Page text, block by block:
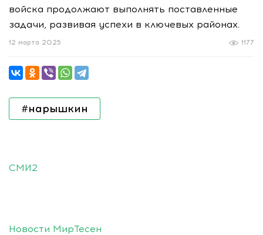
войска продолжают выполнять поставленные
задачи, развивая успехи в ключевых районах.
1177
12 марта 2025
#нарышкин
СМИ2
Новости МирТесен